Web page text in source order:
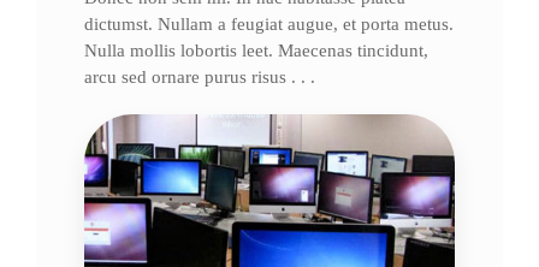
dictumst. Nullam a feugiat augue, et porta metus.
Nulla mollis lobortis leet. Maecenas tincidunt,
arcu sed ornare purus risus . . .